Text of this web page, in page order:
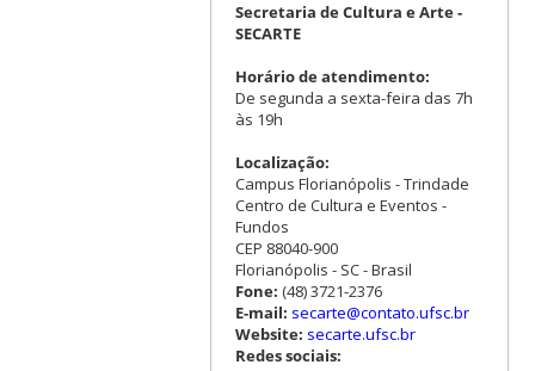
Secretaria de Cultura e Arte -
SECARTE
Horário de atendimento:
De segunda a sexta-feira das 7h
às 19h
Localização:
Campus Florianópolis - Trindade
Centro de Cultura e Eventos -
Fundos
CEP 88040-900
Florianópolis - SC - Brasil
Fone: (48) 3721-2376
E-mail: secarte@contato.ufsc.br
Website: secarte.ufsc.br
Redes sociais: